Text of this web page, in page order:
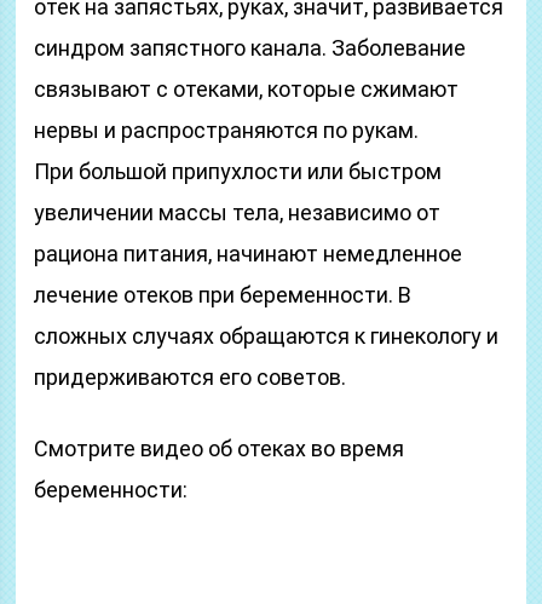
отек на запястьях, руках, значит, развивается
синдром запястного канала. Заболевание
связывают с отеками, которые сжимают
нервы и распространяются по рукам.
При большой припухлости или быстром
увеличении массы тела, независимо от
рациона питания, начинают немедленное
лечение отеков при беременности. В
сложных случаях обращаются к гинекологу и
придерживаются его советов.
Смотрите видео об отеках во время
беременности: